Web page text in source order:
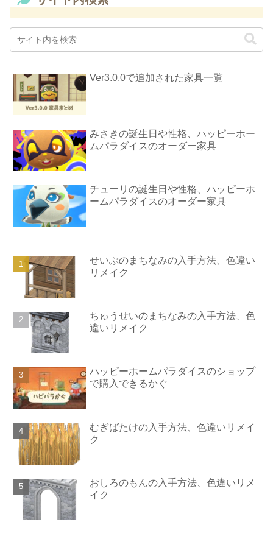
Ver3.0.0で追加された家具一覧
みさきの誕生日や性格、ハッピーホー
ムパラダイスのオーダー家具
チューリの誕生日や性格、ハッピーホ
ームパラダイスのオーダー家具
せいぶのまちなみの入手方法、色違い
リメイク
ちゅうせいのまちなみの入手方法、色
違いリメイク
ハッピーホームパラダイスのショップ
で購入できるかぐ
むぎばたけの入手方法、色違いリメイ
ク
おしろのもんの入手方法、色違いリメ
イク